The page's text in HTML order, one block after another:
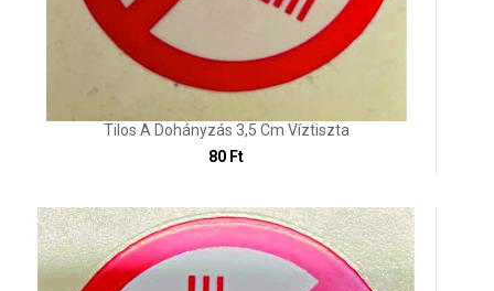
Tilos A Dohányzás 3,5 Cm Víztiszta
80 Ft